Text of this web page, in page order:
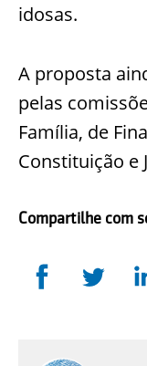
idosas.
A proposta
pelas
Família, de
Constituição e
Compartilhe com